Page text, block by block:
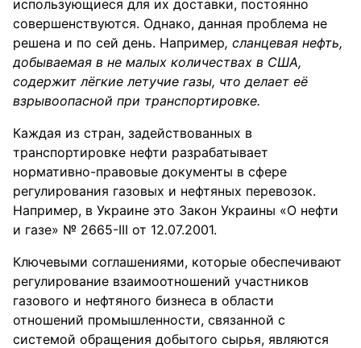
использующиеся для их доставки, постоянно
совершенствуются. Однако, данная проблема не
решена и по сей день. Например, сланцевая нефть,
добываемая в не малых количествах в США,
содержит лёгкие летучие газы, что делает её
взрывоопасной при транспортировке.
Каждая из стран, задействованных в
транспортировке нефти разрабатывает
нормативно-правовые документы в сфере
регулирования газовых и нефтяных перевозок.
Например, в Украине это Закон Украины «О нефти
и газе» № 2665-III от 12.07.2001.
Ключевыми соглашениями, которые обеспечивают
регулирование взаимоотношений участников
газового и нефтяного бизнеса в области
отношений промышленности, связанной с
системой обращения добытого сырья, являются